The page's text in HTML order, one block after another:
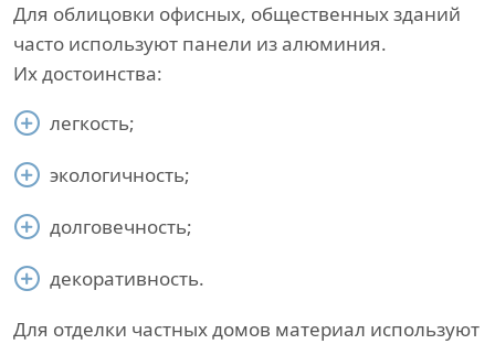
Для облицовки офисных, общественных зданий
часто используют панели из алюминия.
Их достоинства:
легкость;
экологичность;
долговечность;
декоративность.
Для отделки частных домов материал используют